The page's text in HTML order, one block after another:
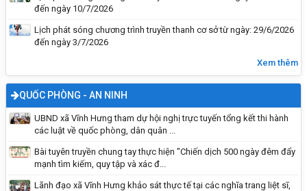
đến ngày 10/7/2026
Lịch phát sóng chương trình truyền thanh cơ sở từ ngày: 29/6/2026
đến ngày 3/7/2026
Xem thêm
QUỐC PHÒNG - AN NINH
UBND xã Vĩnh Hưng tham dự hội nghị trực tuyến tổng kết thi hành
các luật về quốc phòng, dân quân ...
Bài tuyên truyền chung tay thực hiện "Chiến dịch 500 ngày đêm đẩy
mạnh tìm kiếm, quy tập và xác đ...
Lãnh đạo xã Vĩnh Hưng khảo sát thực tế tại các nghĩa trang liệt sĩ,
Đại hội đảng bộ UBND xã Vĩnh Hưng lần thứ I,
nhiệm kỳ 2025 - 2030